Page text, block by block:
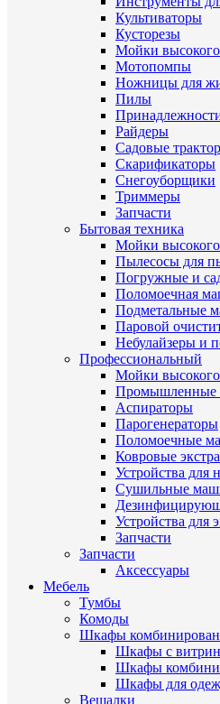
Культиваторы
Кусторезы
Мойки
Мотопомпы
Ножницы для
Пилы
Райдеры
Садовые
Скарификаторы
Снегоуборщики
Триммеры
Запчасти
Бытовая техника
Мойки
Пылесосы для
Погружные и
Поломоечная
Подметальные
Паровой
Небулайзеры и
Профессиональный
Мойки
Промышленные
Аспираторы
Парогенераторы
Поломоечные
Ковровые
Устройства для
Сушильные
Устройства для
Запчасти
Запчасти
Аксессуары
Мебель
Тумбы
Комоды
Шкафы
Шкафы с
Шкафы
Шкафы для
Вешалки